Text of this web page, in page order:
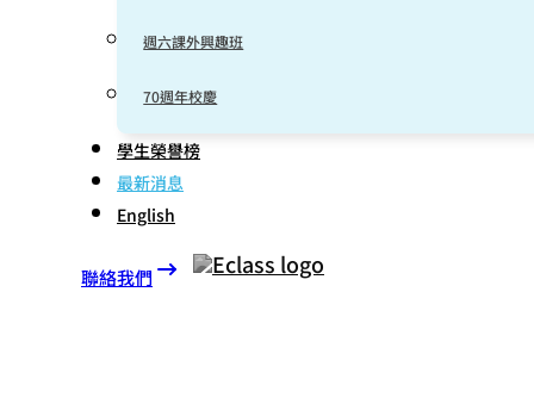
週六課外興趣班
70週年校慶
學生榮譽榜
最新消息
English
聯絡我們